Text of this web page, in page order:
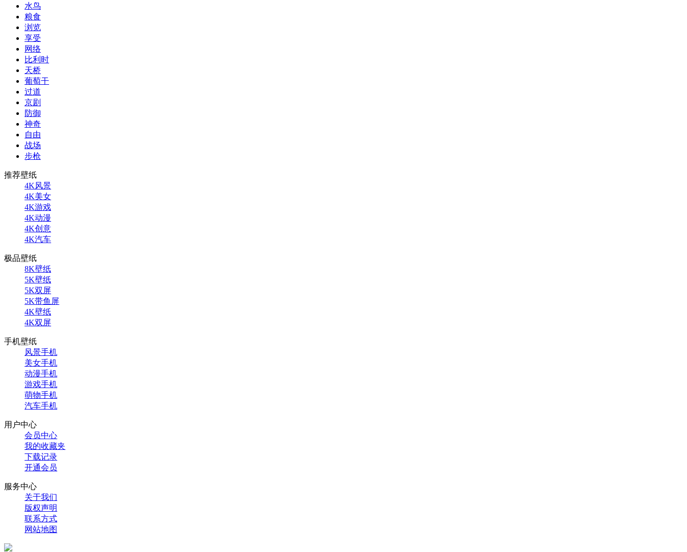
水鸟
粮食
浏览
享受
网络
比利时
天桥
葡萄干
过道
京剧
防御
神奇
自由
战场
步枪
推荐壁纸
4K风景
4K美女
4K游戏
4K动漫
4K创意
4K汽车
极品壁纸
8K壁纸
5K壁纸
5K双屏
5K带鱼屏
4K壁纸
4K双屏
手机壁纸
风景手机
美女手机
动漫手机
游戏手机
萌物手机
汽车手机
用户中心
会员中心
我的收藏夹
下载记录
开通会员
服务中心
关于我们
版权声明
联系方式
网站地图